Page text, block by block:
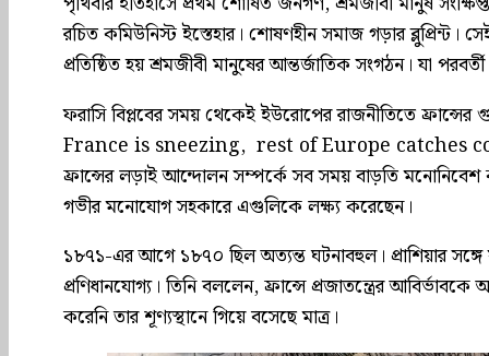
রচিত কমিউনিস্ট ইস্তেহার। শোষণহীন সমাজ গড়ার ব্লুপ্রিন্ট।
প্রতিষ্ঠিত হয় শ্রমজীবী মানুষের আন্তর্জাতিক সংগঠন। যা
ফরাসি বিপ্লবের সময় থেকেই ইউরোপের রাজনীতিতে
France is sneezing, rest of Europe catches cold। আর
ফ্রান্সের লড়াই আন্দোলন সম্পর্কে সব সময় বাড়তি মনোনিবেশ
গভীর মনোযোগ সহকারে এগুলিকে লক্ষ্য করেছেন।
১৮৭১-এর আগে ১৮৭০ ছিল অত্যন্ত ঘটনাবহুল। প্রাশিয়ার সঙ্গে
প্রণিধানযোগ্য। তিনি বললেন, ফ্রান্সে প্রজাতন্ত্রের
করেনি তার শূণ্যস্থানে গিয়ে বসেছে মাত্র।